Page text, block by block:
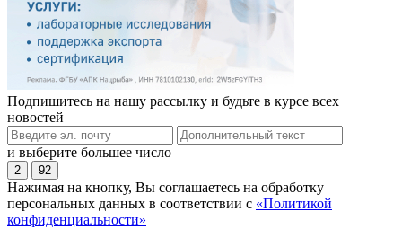
Подпишитесь на нашу рассылку и будьте в курсе всех
новостей
и выберите большее число
2 92
Нажимая на кнопку, Вы соглашаетесь на обработку
персональных данных в соответствии с «Политикой
конфиденциальности»